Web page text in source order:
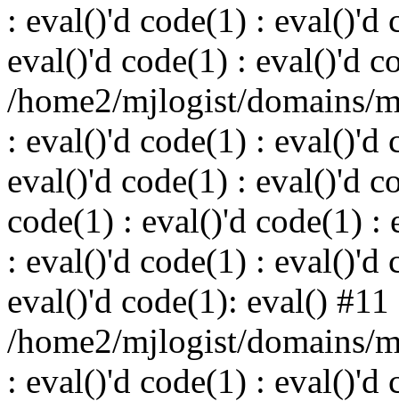
: eval()'d code(1) : eval()'d
eval()'d code(1) : eval()'d
/home2/mjlogist/domains/
: eval()'d code(1) : eval()'d
eval()'d code(1) : eval()'d
code(1) : eval()'d code(1) :
: eval()'d code(1) : eval()'d
eval()'d code(1): eval() #11
/home2/mjlogist/domains/
: eval()'d code(1) : eval()'d